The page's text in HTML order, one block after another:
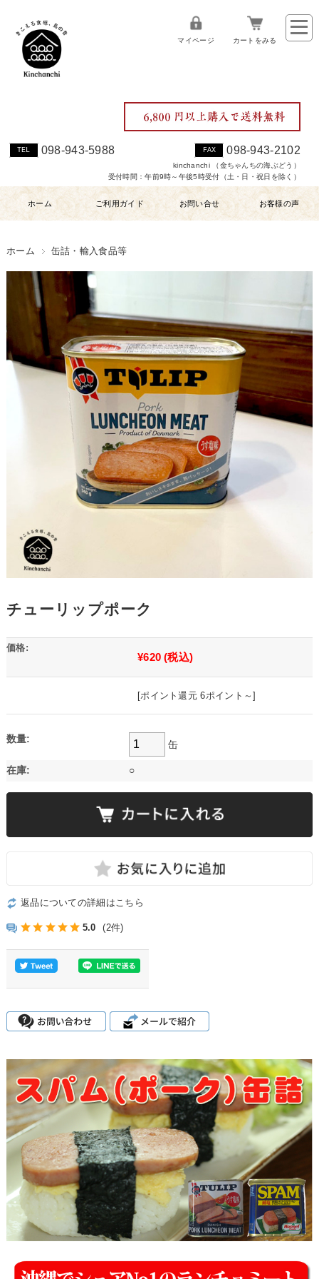
TEL 098-943-5988 FAX 098-943-2102
kinchanchi （金ちゃんちの海ぶどう）
受付時間：午前9時～午後5時受付（土・日・祝日を除く）
マイページ カートをみる
ホーム ご利用ガイド お問い合せ お客様の声
ホーム 缶詰・輸入食品等
チューリップポーク
価格:
¥620 (税込)
[ポイント還元 6ポイント～]
数量:
缶
在庫: ○
返品についての詳細はこちら
5.0 (2件)